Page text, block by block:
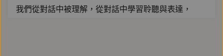
我們從對話中被理解，從對話中學習聆聽與表達，